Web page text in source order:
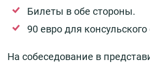
Билеты в обе стороны.
90 евро для консульского
На собеседование в